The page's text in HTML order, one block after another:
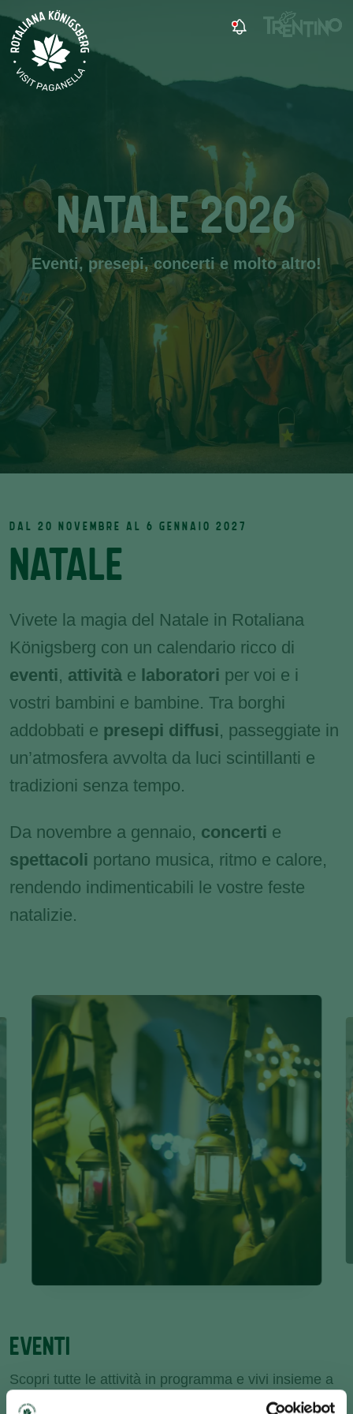
NATALE 2026
Eventi, presepi, concerti e molto altro!
NATALE
DAL 20 NOVEMBRE AL 6 GENNAIO 2027
Vivete la magia del Natale in Rotaliana
Königsberg con un calendario ricco di
eventi, attività e laboratori per voi e i
vostri bambini e bambine. Tra borghi
addobbati e presepi diffusi, passeggiate in
un’atmosfera avvolta da luci scintillanti e
tradizioni senza tempo.
Da novembre a gennaio, concerti e
spettacoli portano musica, ritmo e calore,
rendendo indimenticabili le vostre feste
natalizie.
EVENTI
Scopri tutte le attività in programma e vivi insieme a
noi questo periodo magico.